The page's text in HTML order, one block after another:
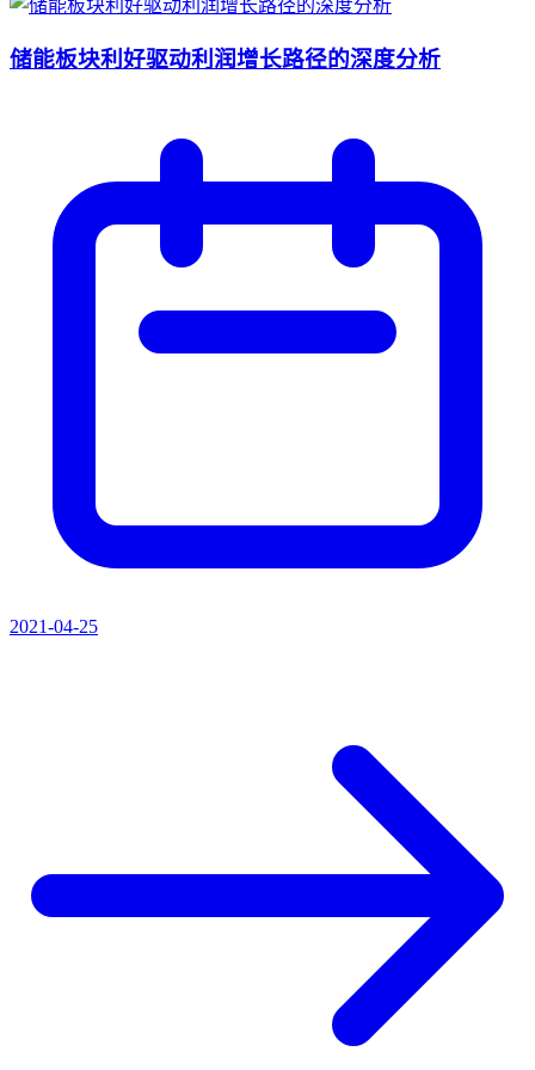
储能板块利好驱动利润增长路径的深度分析
2021-04-25